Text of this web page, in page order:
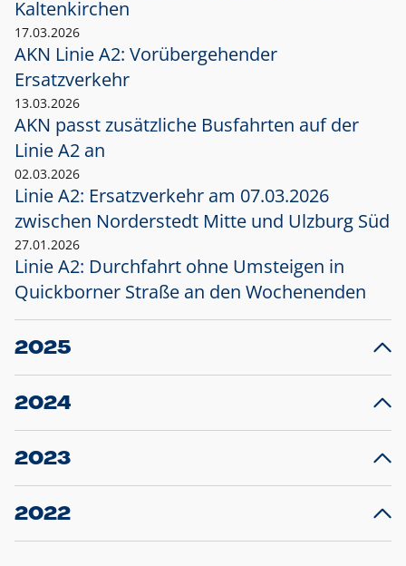
Kaltenkirchen
17.03.2026
AKN Linie A2: Vorübergehender
Ersatzverkehr
13.03.2026
AKN passt zusätzliche Busfahrten auf der
Linie A2 an
02.03.2026
Linie A2: Ersatzverkehr am 07.03.2026
zwischen Norderstedt Mitte und Ulzburg Süd
27.01.2026
Linie A2: Durchfahrt ohne Umsteigen in
Quickborner Straße an den Wochenenden
2025
23.12.2025
Projekt S5: Start der Bauarbeiten am
2024
10.12.2024
Großprojekt S5: Sperrung der Bahnstraße in
2023
20.12.2023
Schleswig-Holstein verlängert den
2022
22.12.2022